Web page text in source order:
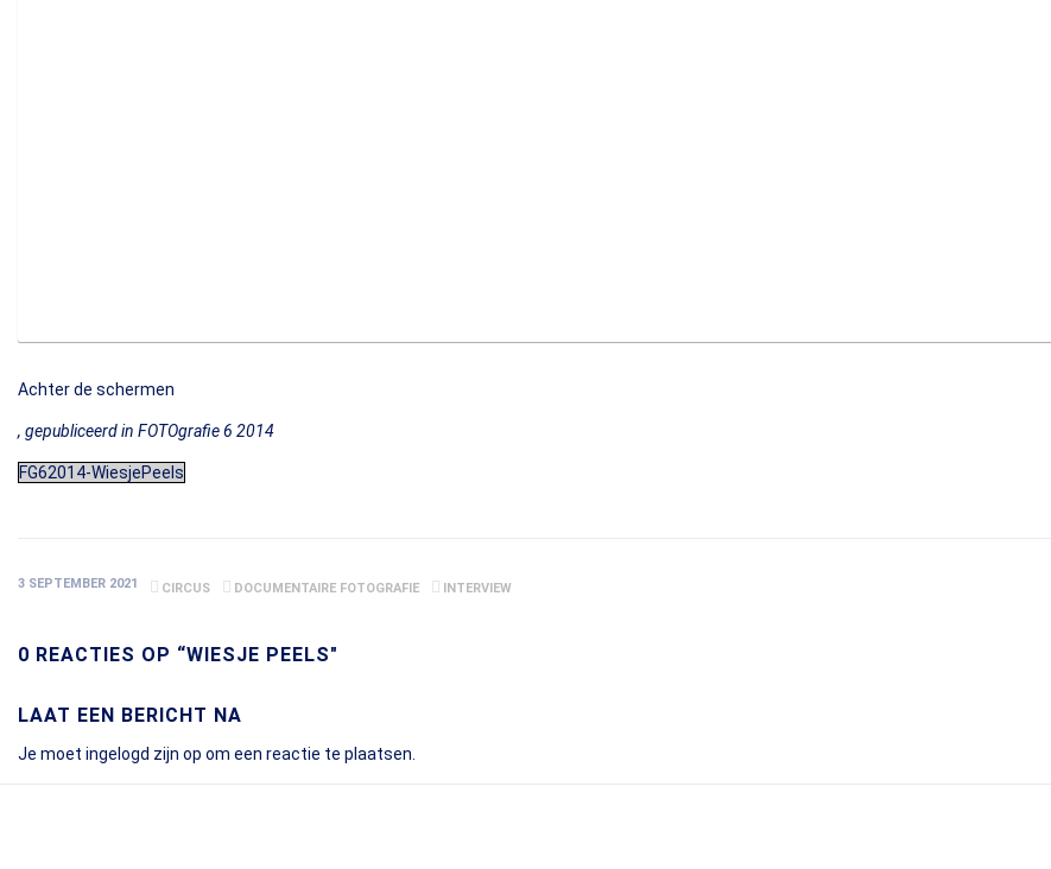
Achter de schermen
, gepubliceerd in FOTOgrafie 6 2014
FG62014-WiesjePeels
3 SEPTEMBER 2021 CIRCUS DOCUMENTAIRE FOTOGRAFIE INTERVIEW
0 REACTIES OP “WIESJE PEELS"
LAAT EEN BERICHT NA
Je moet ingelogd zijn op om een reactie te plaatsen.